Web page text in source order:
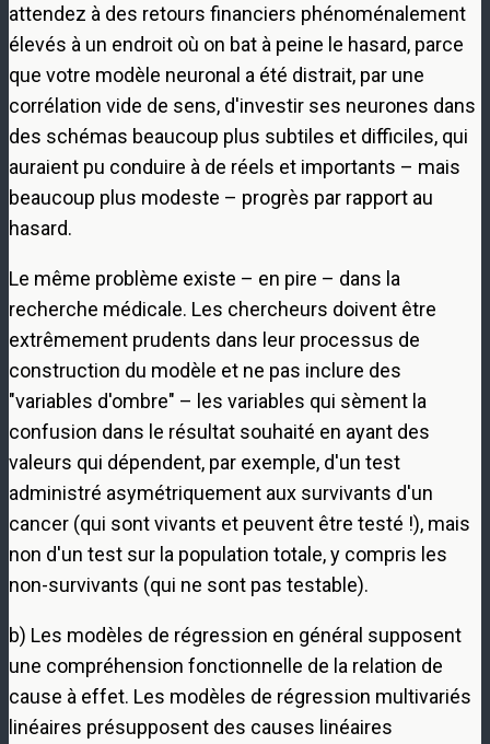
attendez à des retours financiers phénoménalement
élevés à un endroit où on bat à peine le hasard, parce
que votre modèle neuronal a été distrait, par une
corrélation vide de sens, d'investir ses neurones dans
des schémas beaucoup plus subtiles et difficiles, qui
auraient pu conduire à de réels et importants – mais
beaucoup plus modeste – progrès par rapport au
hasard.
Le même problème existe – en pire – dans la
recherche médicale. Les chercheurs doivent être
extrêmement prudents dans leur processus de
construction du modèle et ne pas inclure des
"variables d'ombre" – les variables qui sèment la
confusion dans le résultat souhaité en ayant des
valeurs qui dépendent, par exemple, d'un test
administré asymétriquement aux survivants d'un
cancer (qui sont vivants et peuvent être testé !), mais
non d'un test sur la population totale, y compris les
non-survivants (qui ne sont pas testable).
b) Les modèles de régression en général supposent
une compréhension fonctionnelle de la relation de
cause à effet. Les modèles de régression multivariés
linéaires présupposent des causes linéaires